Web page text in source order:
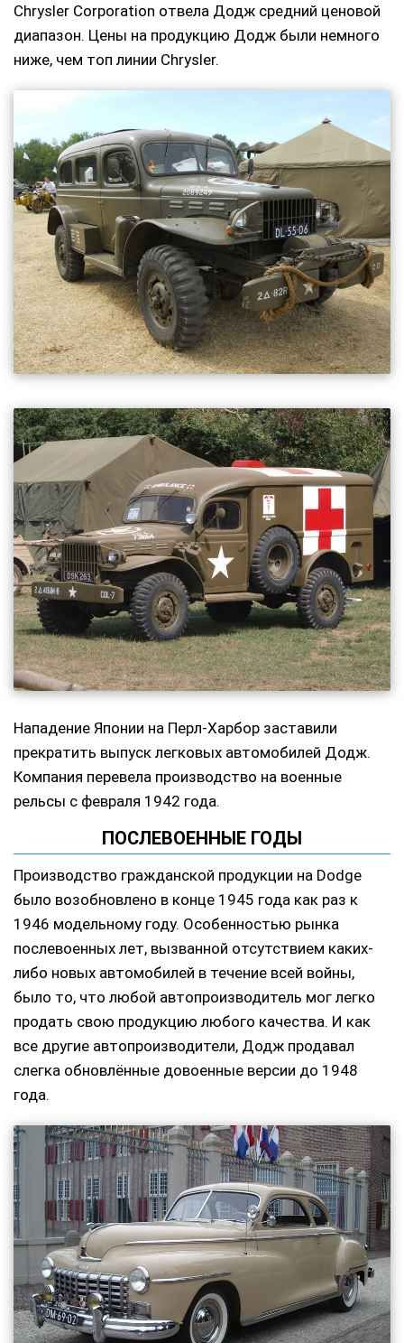
Chrysler Corporation отвела Додж средний ценовой
диапазон. Цены на продукцию Додж были немного
ниже, чем топ линии Chrysler.
Нападение Японии на Перл-Харбор заставили
прекратить выпуск легковых автомобилей Додж.
Компания перевела производство на военные
рельсы с февраля 1942 года.
ПОСЛЕВОЕННЫЕ ГОДЫ
Производство гражданской продукции на Dodge
было возобновлено в конце 1945 года как раз к
1946 модельному году. Особенностью рынка
послевоенных лет, вызванной отсутствием каких-
либо новых автомобилей в течение всей войны,
было то, что любой автопроизводитель мог легко
продать свою продукцию любого качества. И как
все другие автопроизводители, Додж продавал
слегка обновлённые довоенные версии до 1948
года.